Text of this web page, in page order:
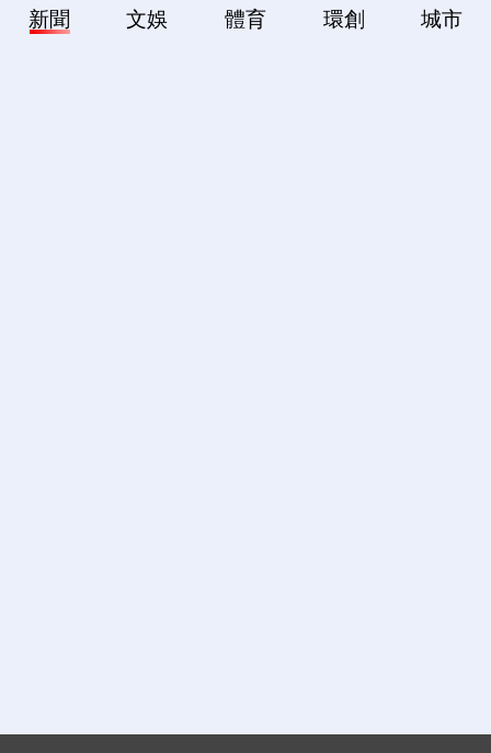
新聞 文娛 體育 環創 城市